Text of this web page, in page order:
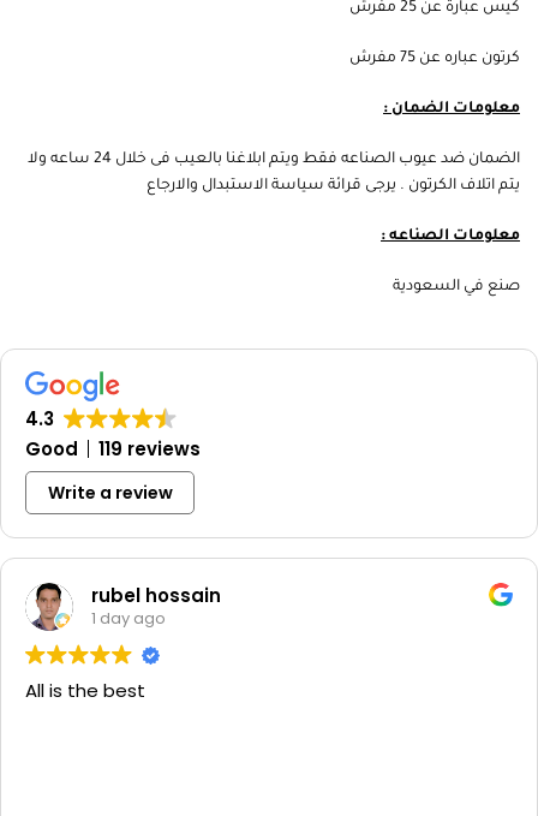
كيس عبارة عن 25 مفرش
كرتون عباره عن 75 مفرش
معلومات الضمان :
الضمان ضد عيوب الصناعه فقط ويتم ابلاغنا بالعيب فى خلال 24 ساعه ولا
يتم اتلاف الكرتون . يرجى قرائة سياسة الاستبدال والارجاع
معلومات الصناعه :
صنع في السعودية
4.3
Good
119 reviews
Write a review
rubel hossain
1 day ago
All is the best